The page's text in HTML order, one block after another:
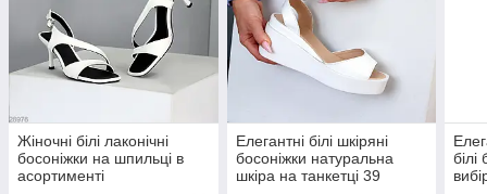
Жіночні білі лаконічні
босоніжки на шпильці в
асортименті
Елегантні білі шкіряні
босоніжки натуральна
шкіра на танкетці 39
білі